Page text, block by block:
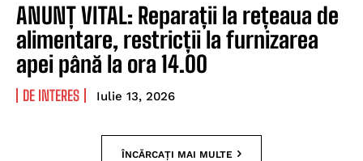
ANUNȚ VITAL: Reparații la rețeaua de
alimentare, restricții la furnizarea
apei până la ora 14.00
DE INTERES Iulie 13, 2026
ÎNCĂRCAȚI MAI MULTE